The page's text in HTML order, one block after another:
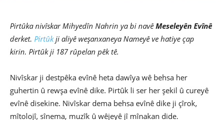
Pirtûka nivîskar Mihyedîn Nahrin ya bi navê Meseleyên Evînê
derket. Pirtûkji aliyê weşanxaneya Nameyê ve hatiye çap
kirin. Pirtûk ji 187 rûpelan pêk tê.
Nivîskar ji destpêka evînê heta dawîya wê behsa her
guhertin û rewşa evînê dike. Pirtûk li ser her şekil û cureyê
evînê disekine. Nivîskar dema behsa evînê dike ji çîrok,
mîtolojî, sînema, muzîk û wêjeyê jî mînakan dide.